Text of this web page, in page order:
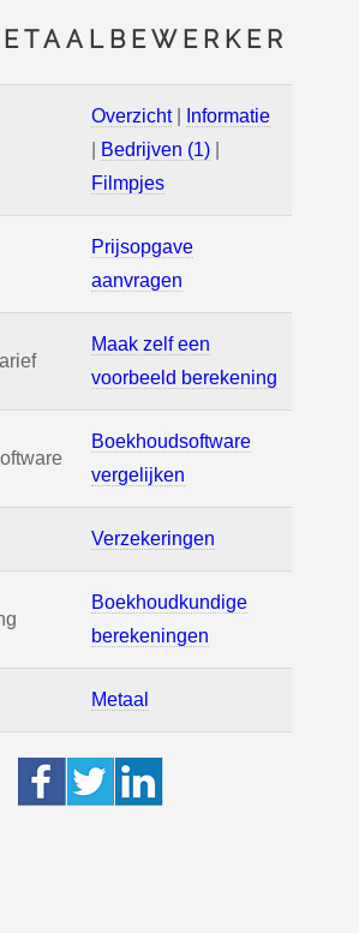
Overzicht|
Informatie
Bedrijven (1)
Filmpjes
Prijsopgave
aanvragen
Maak zelf een
voorbeeld berekening
Boekhoudsoftware
vergelijken
Verzekeringen
Boekhoudkundige
berekeningen
Metaal